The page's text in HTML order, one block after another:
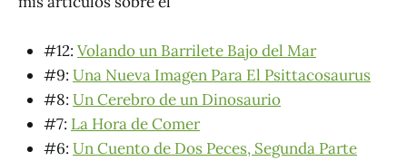
#12: Volando un Barrilete Bajo del Mar
#9: Una Nueva Imagen Para El Psittacosaurus
#8: Un Cerebro de un Dinosaurio
#7: La Hora de Comer
#6: Un Cuento de Dos Peces, Segunda Parte